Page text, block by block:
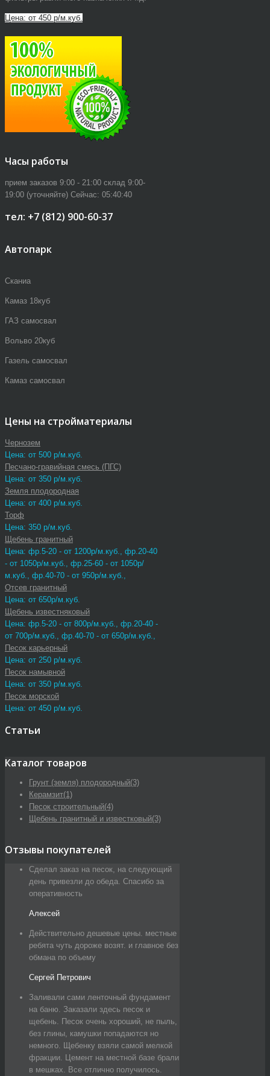
Цена: от 450 р/м.куб.
Часы работы
прием заказов 9:00 - 21:00 склад 9:00-
19:00 (уточняйте) Сейчас: 05:40:40
тел: +7 (812) 900-60-37
Автопарк
Сканиа
Камаз 18куб
ГАЗ самосвал
Вольво 20куб
Газель самосвал
Камаз самосвал
Цены на стройматериалы
Чернозем
Цена: от 500 р/м.куб.
Песчано-гравийная смесь (ПГС)
Цена: от 350 р/м.куб.
Земля плодородная
Цена: от 400 р/м.куб.
Торф
Цена: 350 р/м.куб.
Щебень гранитный
Цена: фр.5-20 - от 1200р/м.куб., фр.20-40
- от 1050р/м.куб., фр.25-60 - от 1050р/
м.куб., фр.40-70 - от 950р/м.куб.,
Отсев гранитный
Цена: от 650р/м.куб.
Щебень известняковый
Цена: фр.5-20 - от 800р/м.куб., фр.20-40 -
от 700р/м.куб., фр.40-70 - от 650р/м.куб.,
Песок карьерный
Цена: от 250 р/м.куб.
Песок намывной
Цена: от 350 р/м.куб.
Песок морской
Цена: от 450 р/м.куб.
Статьи
Каталог товаров
Грунт (земля) плодородный(3)
Керамзит(1)
Песок строительный(4)
Щебень гранитный и известковый(3)
Отзывы покупателей
Сделал заказ на песок, на следующий
день привезли до обеда. Спасибо за
оперативность
Алексей
Действительно дешевые цены. местные
ребята чуть дороже возят. и главное без
обмана по объему
Сергей Петрович
Заливали сами ленточный фундамент
на баню. Заказали здесь песок и
щебень. Песок очень хороший, не пыль,
без глины, камушки попадаются но
немного. Щебенку взяли самой мелкой
фракции. Цемент на местной базе брали
в мешках. Все отлично получилось.